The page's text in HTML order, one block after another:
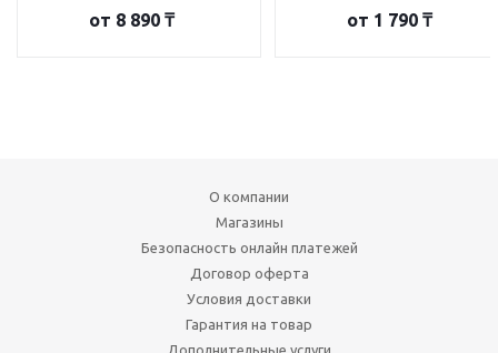
от 8 890 ₸ от 1 790 ₸
О компании
Магазины
Безопасность онлайн платежей
Договор оферта
Условия доставки
Гарантия на товар
Дополнительные услуги